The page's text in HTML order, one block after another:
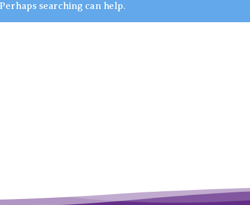
searching can help.